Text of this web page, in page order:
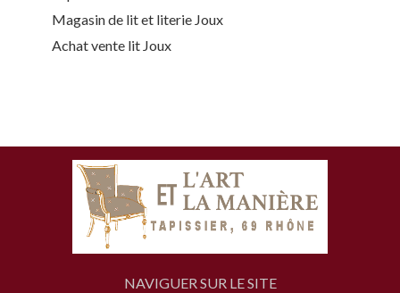
Magasin de lit et literie Joux
Achat vente lit Joux
NAVIGUER SUR LE SITE